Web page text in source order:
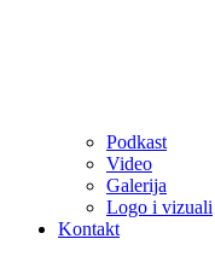
Podkast
Video
Galerija
Logo i vizuali
Kontakt